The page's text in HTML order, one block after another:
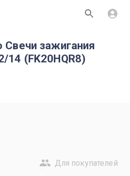
Свечи зажигания
14 (FK20HQR8)
Для покупателей